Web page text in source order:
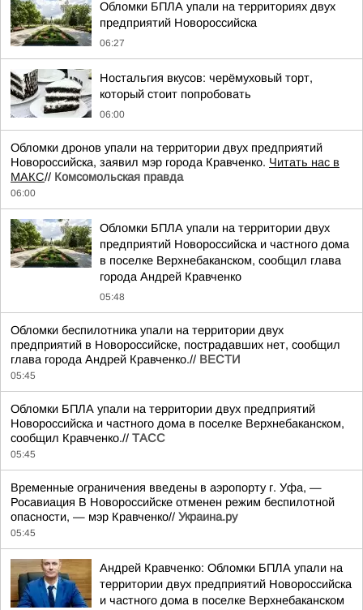
Обломки БПЛА упали на территориях двух
предприятий Новороссийска
06:27
Ностальгия вкусов: черёмуховый торт,
который стоит попробовать
06:00
Обломки дронов упали на территории двух предприятий
Новороссийска, заявил мэр города Кравченко. Читать нас в
МАКС// Комсомольская правда
06:00
Обломки БПЛА упали на территории двух
предприятий Новороссийска и частного дома
в поселке Верхнебаканском, сообщил глава
города Андрей Кравченко
05:48
Обломки беспилотника упали на территории двух
предприятий в Новороссийске, пострадавших нет, сообщил
глава города Андрей Кравченко.// ВЕСТИ
05:45
Обломки БПЛА упали на территории двух предприятий
Новороссийска и частного дома в поселке Верхнебаканском,
сообщил Кравченко.// ТАСС
05:45
Временные ограничения введены в аэропорту г. Уфа, —
Росавиация В Новороссийске отменен режим беспилотной
опасности, — мэр Кравченко// Украина.ру
05:45
Андрей Кравченко: Обломки БПЛА упали на
территории двух предприятий Новороссийска
и частного дома в поселке Верхнебаканском